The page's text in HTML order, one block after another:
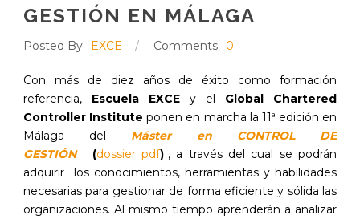
GESTIÓN EN MÁLAGA
Posted By EXCE / Comments 0
Con más de diez años de éxito como formación
referencia, Escuela EXCE y el Global Chartered
Controller Instituteponen en marcha la 11ª edición en
Málaga del Máster en CONTROL DE
GESTIÓN
(dossier pdf) , a través del cual se podrán
adquirir los conocimientos, herramientas y habilidades
necesarias para gestionar de forma eficiente y sólida las
organizaciones. Al mismo tiempo aprenderán a analizar